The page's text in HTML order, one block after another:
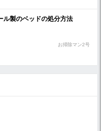
ル製のベッドの処分方法
お掃除マン2号